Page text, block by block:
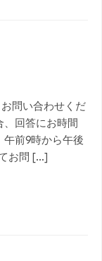
問い合わせくだ
、回答にお時間
午前9時から午後
お問 […]